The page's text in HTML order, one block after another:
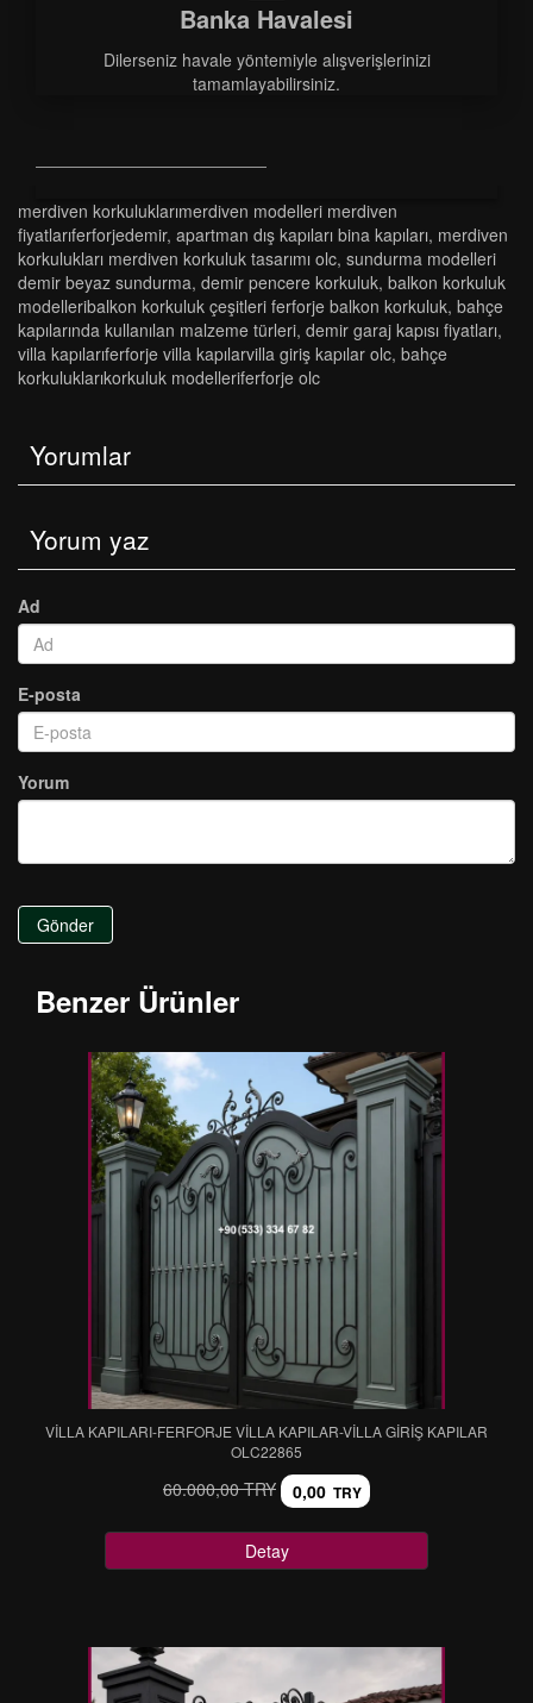
Banka Havalesi
Dilerseniz havale yöntemiyle alışverişlerinizi
tamamlayabilirsiniz.
merdi̇ven korkuluklarimerdi̇ven modelleri̇ merdi̇ven
fi̇yatlariferforjedemi̇r, apartman diş kapilari bi̇na kapilari, merdi̇ven
korkuluklari merdi̇ven korkuluk tasarimi olc, sundurma modelleri
demir beyaz sundurma, demir pencere korkuluk, balkon korkuluk
modelleri̇balkon korkuluk çeşi̇tleri̇ ferforje balkon korkuluk, bahçe
kapılarında kullanılan malzeme türleri, demir garaj kapısı fiyatları,
vi̇lla kapilariferforje vi̇lla kapilarvi̇lla gi̇ri̇ş kapilar olc, bahçe
korkuluklarikorkuluk modelleri̇ferforje olc
Yorumlar
Yorum yaz
Ad
E-posta
Yorum
Gönder
Benzer Ürünler
VİLLA KAPILARI-FERFORJE VİLLA KAPILAR-VİLLA GİRİŞ KAPILAR
OLC22865
60.000,00 TRY 0,00 TRY
Detay